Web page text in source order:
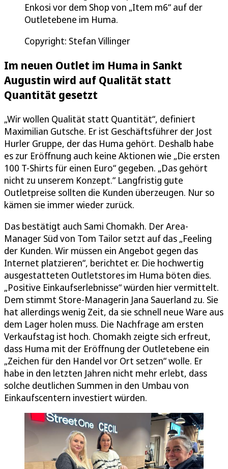
Enkosi vor dem Shop von „Item m6“ auf der
Outletebene im Huma.
Copyright: Stefan Villinger
Im neuen Outlet im Huma in Sankt
Augustin wird auf Qualität statt
Quantität gesetzt
„Wir wollen Qualität statt Quantität“, definiert
Maximilian Gutsche. Er ist Geschäftsführer der Jost
Hurler Gruppe, der das Huma gehört. Deshalb habe
es zur Eröffnung auch keine Aktionen wie „Die ersten
100 T-Shirts für einen Euro“ gegeben. „Das gehört
nicht zu unserem Konzept.“ Langfristig gute
Outletpreise sollten die Kunden überzeugen. Nur so
kämen sie immer wieder zurück.
Das bestätigt auch Sami Chomakh. Der Area-
Manager Süd von Tom Tailor setzt auf das „Feeling
der Kunden. Wir müssen ein Angebot gegen das
Internet platzieren“, berichtet er. Die hochwertig
ausgestatteten Outletstores im Huma böten dies.
„Positive Einkaufserlebnisse“ würden hier vermittelt.
Dem stimmt Store-Managerin Jana Sauerland zu. Sie
hat allerdings wenig Zeit, da sie schnell neue Ware aus
dem Lager holen muss. Die Nachfrage am ersten
Verkaufstag ist hoch. Chomakh zeigte sich erfreut,
dass Huma mit der Eröffnung der Outletebene ein
„Zeichen für den Handel vor Ort setzen“ wolle. Er
habe in den letzten Jahren nicht mehr erlebt, dass
solche deutlichen Summen in den Umbau von
Einkaufscentern investiert würden.